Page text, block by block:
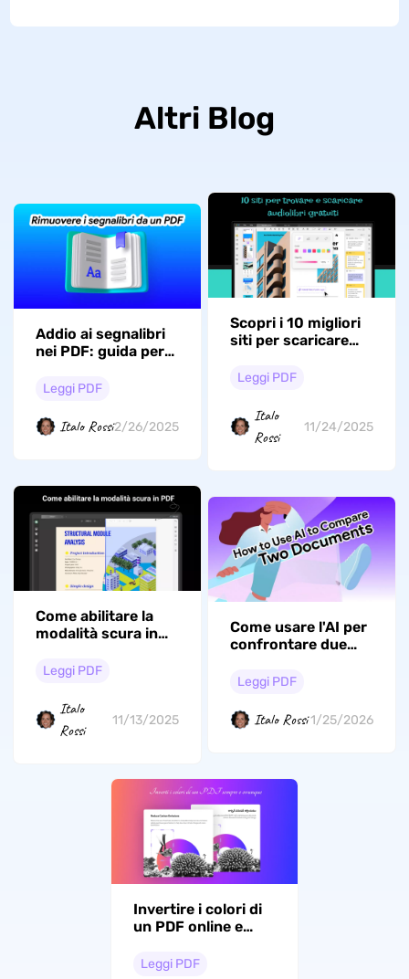
Altri Blog
Addio ai segnalibri
nei PDF: guida per
Leggi PDF
Italo Rossi2/26/2025
Scopri i 10 migliori
siti per scaricare
fruire dei contenuti
Leggi PDF
Italo
Rossi
11/24/2025
Come abilitare la
modalità scura in
completa
Leggi PDF
Italo
Rossi
11/13/2025
Come usare l'AI per
confrontare due
dettagliata con
Leggi PDF
Italo Rossi1/25/2026
Invertire i colori di
un PDF online e
Leggi PDF